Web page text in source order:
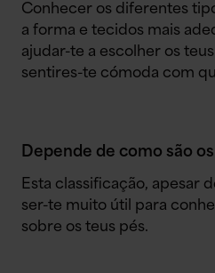
Conhecer os diferentes
a forma e tecidos mais
ajudar-te a escolher os
sentires-te cómoda com
Depende de como são
Esta classificação, apesar
ser-te muito útil para
sobre os teus pés.